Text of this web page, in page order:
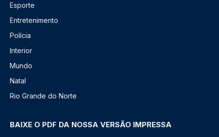
Esporte
Entretenimento
Polícia
Interior
Mundo
Natal
Rio Grande do Norte
BAIXE O PDF DA NOSSA VERSÃO IMPRESSA